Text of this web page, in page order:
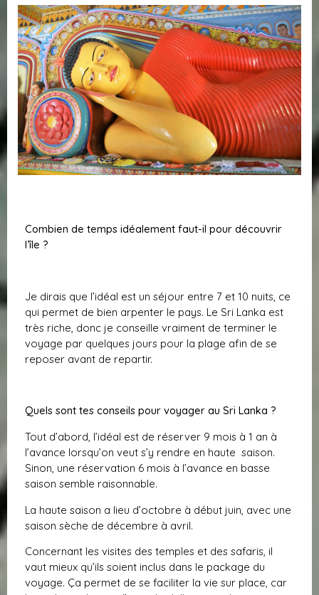
Combien de temps idéalement faut-il pour découvrir
l’île ?
Je dirais que l’idéal est un séjour entre 7 et 10 nuits, ce
qui permet de bien arpenter le pays. Le Sri Lanka est
très riche, donc je conseille vraiment de terminer le
voyage par quelques jours pour la plage afin de se
reposer avant de repartir.
Quels sont tes conseils pour voyager au Sri Lanka ?
Tout d’abord, l’idéal est de réserver 9 mois à 1 an à
l’avance lorsqu’on veut s’y rendre en haute saison.
Sinon, une réservation 6 mois à l’avance en basse
saison semble raisonnable.
La haute saison a lieu d’octobre à début juin, avec une
saison sèche de décembre à avril.
Concernant les visites des temples et des safaris, il
vaut mieux qu’ils soient inclus dans le package du
voyage. Ça permet de se faciliter la vie sur place, car